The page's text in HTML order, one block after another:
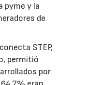
pyme y la
de
STEP,
permitió
por